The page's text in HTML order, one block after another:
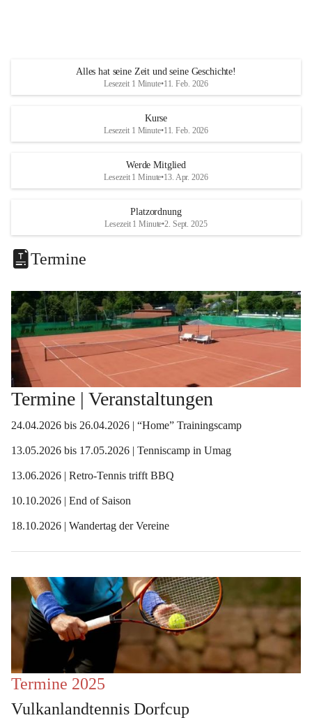
Alles hat seine Zeit und seine Geschichte!
Lesezeit 1 Minute•11. Feb. 2026
Kurse
Lesezeit 1 Minute•11. Feb. 2026
Werde Mitglied
Lesezeit 1 Minute•13. Apr. 2026
Platzordnung
Lesezeit 1 Minute•2. Sept. 2025
Termine
Termine | Veranstaltungen
24.04.2026 bis 26.04.2026 | “Home” Trainingscamp
13.05.2026 bis 17.05.2026 | Tenniscamp in Umag
13.06.2026 | Retro-Tennis trifft BBQ
10.10.2026 | End of Saison
18.10.2026 | Wandertag der Vereine
Termine 2025
Vulkanlandtennis Dorfcup